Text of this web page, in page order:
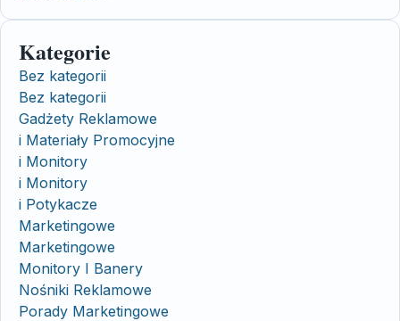
Kategorie
Bez kategorii
Bez kategorii
Gadżety Reklamowe
i Materiały Promocyjne
i Monitory
i Monitory
i Potykacze
Marketingowe
Marketingowe
Monitory I Banery
Nośniki Reklamowe
Porady Marketingowe